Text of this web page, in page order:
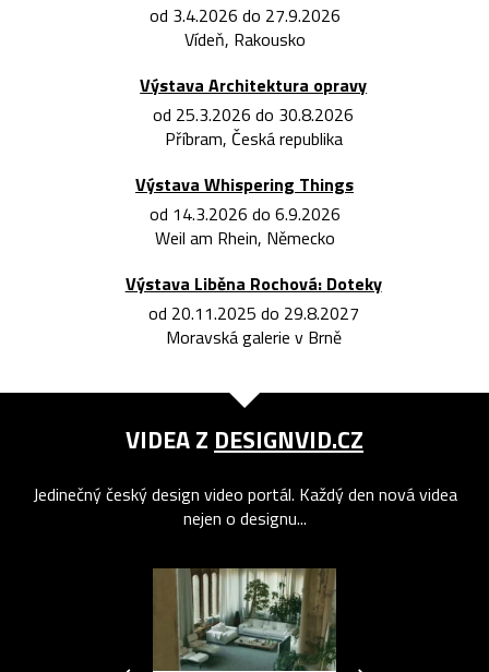
od 3.4.2026 do 27.9.2026
Vídeň, Rakousko
Výstava Architektura opravy
od 25.3.2026 do 30.8.2026
Příbram, Česká republika
Výstava Whispering Things
od 14.3.2026 do 6.9.2026
Weil am Rhein, Německo
Výstava Liběna Rochová: Doteky
od 20.11.2025 do 29.8.2027
Moravská galerie v Brně
VIDEA Z DESIGNVID.CZ
Jedinečný český design video portál. Každý den nová videa
nejen o designu...